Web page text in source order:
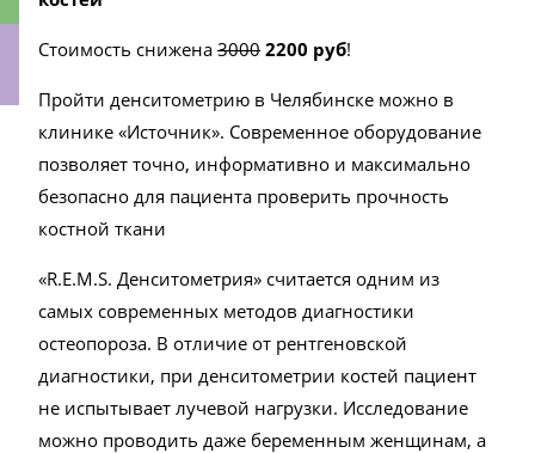
Стоимость снижена 3000 2200 руб!
Пройти денситометрию в Челябинске можно в
клинике «Источник». Современное оборудование
позволяет точно, информативно и максимально
безопасно для пациента проверить прочность
костной ткани
«R.E.M.S. Денситометрия» считается одним из
самых современных методов диагностики
остеопороза. В отличие от рентгеновской
диагностики, при денситометрии костей пациент
не испытывает лучевой нагрузки. Исследование
можно проводить даже беременным женщинам, а